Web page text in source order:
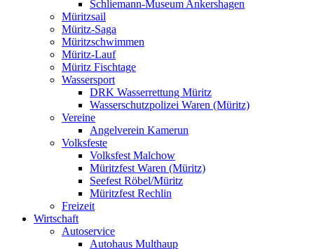
Schliemann-Museum Ankershagen
Müritzsail
Müritz-Saga
Müritzschwimmen
Müritz-Lauf
Müritz Fischtage
Wassersport
DRK Wasserrettung Müritz
Wasserschutzpolizei Waren (Müritz)
Vereine
Angelverein Kamerun
Volksfeste
Volksfest Malchow
Müritzfest Waren (Müritz)
Seefest Röbel/Müritz
Müritzfest Rechlin
Freizeit
Wirtschaft
Autoservice
Autohaus Multhaup